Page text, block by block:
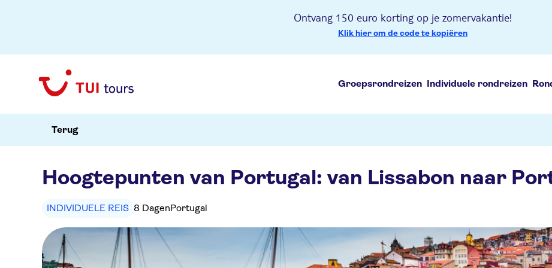
Ontvang 150 euro korting op je zomervakantie!
Klik hier om de code te kopiëren
Groepsrondreizen Individuele rondreizen
Terug
Hoogtepunten van Portugal: van Lissabon naar
INDIVIDUELE REIS 8 DagenPortugal